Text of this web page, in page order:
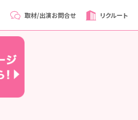
取材/出演お問合せ リクルート